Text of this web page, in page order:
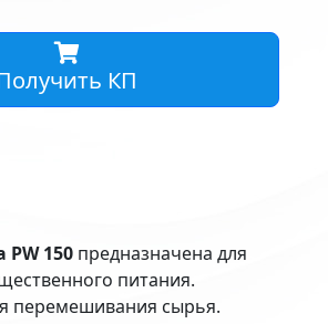
КП
150 предназначена для
питания.
перемешивания сырья.